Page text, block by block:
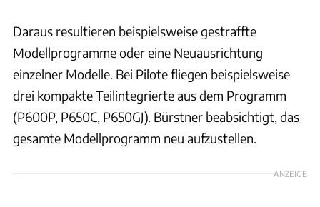
Daraus resultieren beispielsweise gestraffte
Modellprogramme oder eine Neuausrichtung
einzelner Modelle. Bei Pilote fliegen beispielsweise
drei kompakte Teilintegrierte aus dem Programm
(P600P, P650C, P650GJ). Bürstner beabsichtigt, das
gesamte Modellprogramm neu aufzustellen.
ANZEIGE